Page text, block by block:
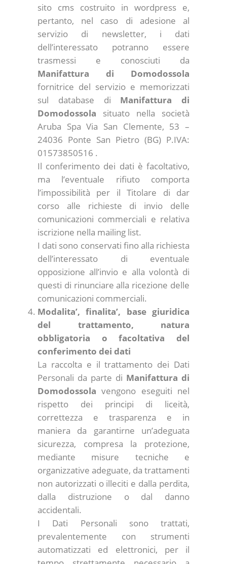
sito cms costruito in wordpress e,
pertanto, nel caso di adesione al
servizio di newsletter, i dati
dell’interessato potranno essere
trasmessi e conosciuti da
Manifattura di Domodossola
fornitrice del servizio e memorizzati
sul database di Manifattura di
Domodossola situato nella società
Aruba Spa Via San Clemente, 53 –
24036 Ponte San Pietro (BG) P.IVA:
01573850516 .
Il conferimento dei dati è facoltativo,
ma l’eventuale rifiuto comporta
l’impossibilità per il Titolare di dar
corso alle richieste di invio delle
comunicazioni commerciali e relativa
iscrizione nella mailing list.
I dati sono conservati fino alla richiesta
dell’interessato di eventuale
opposizione all’invio e alla volontà di
questi di rinunciare alla ricezione delle
comunicazioni commerciali.
Modalita’, finalita’, base giuridica
del trattamento, natura
obbligatoria o facoltativa del
conferimento dei dati
La raccolta e il trattamento dei Dati
Personali da parte di Manifattura di
Domodossola vengono eseguiti nel
rispetto dei principi di liceità,
correttezza e trasparenza e in
maniera da garantirne un’adeguata
sicurezza, compresa la protezione,
mediante misure tecniche e
organizzative adeguate, da trattamenti
non autorizzati o illeciti e dalla perdita,
dalla distruzione o dal danno
accidentali.
I Dati Personali sono trattati,
prevalentemente con strumenti
automatizzati ed elettronici, per il